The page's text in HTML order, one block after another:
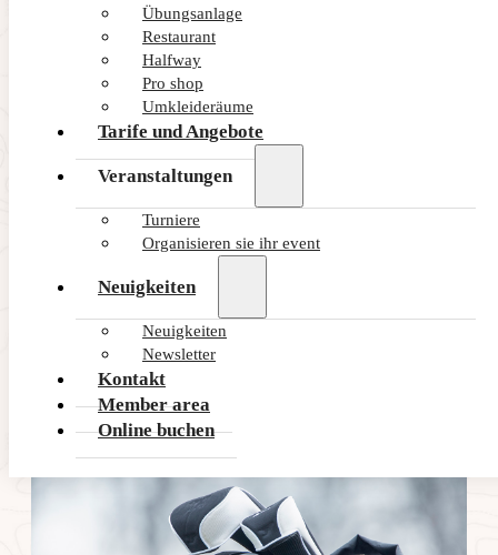
Übungsanlage
Restaurant
Halfway
Pro shop
Umkleideräume
Tarife und Angebote
Veranstaltungen
Turniere
Organisieren sie ihr event
Neuigkeiten
Neuigkeiten
Newsletter
Kontakt
Member area
Online buchen